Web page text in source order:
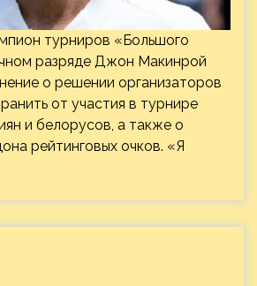
турниров «Большого
разряде Джон Макинрой
о решении организаторов
от участия в турнире
и белорусов, а также о
рейтинговых очков. «Я